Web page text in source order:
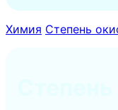
Химия Степень